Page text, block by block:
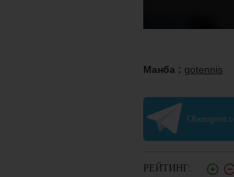
Манба : gotennis
РЕЙТИНГ: